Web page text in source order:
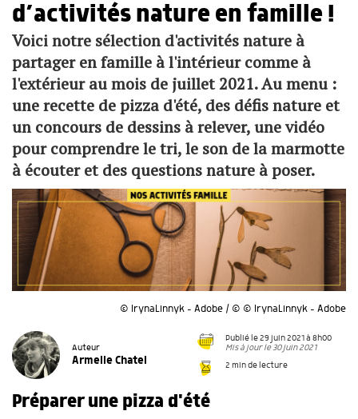
d’activités nature en famille !
Voici notre sélection d'activités nature à
partager en famille à l'intérieur comme à
l'extérieur au mois de juillet 2021. Au menu :
une recette de pizza d'été, des défis nature et
un concours de dessins à relever, une vidéo
pour comprendre le tri, le son de la marmotte
à écouter et des questions nature à poser.
© IrynaLinnyk - Adobe / © © IrynaLinnyk - Adobe
Auteur
Armelle Chatel
Publié le 29 juin 2021 à 8h00
Mis à jour le 30 juin 2021
2 min de lecture
Préparer une pizza d'été